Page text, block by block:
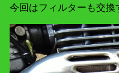
今回はフィルターも交換